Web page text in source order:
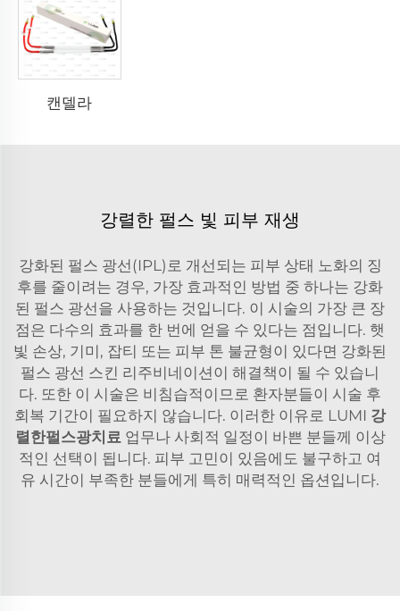
캔델라
강렬한 펄스 빛 피부 재생
강화된 펄스 광선(IPL)로 개선되는 피부 상태 노화의 징
후를 줄이려는 경우, 가장 효과적인 방법 중 하나는 강화
된 펄스 광선을 사용하는 것입니다. 이 시술의 가장 큰 장
점은 다수의 효과를 한 번에 얻을 수 있다는 점입니다. 햇
빛 손상, 기미, 잡티 또는 피부 톤 불균형이 있다면 강화된
펄스 광선 스킨 리주비네이션이 해결책이 될 수 있습니
다. 또한 이 시술은 비침습적이므로 환자분들이 시술 후
회복 기간이 필요하지 않습니다. 이러한 이유로 LUMI 강
렬한펄스광치료 업무나 사회적 일정이 바쁜 분들께 이상
적인 선택이 됩니다. 피부 고민이 있음에도 불구하고 여
유 시간이 부족한 분들에게 특히 매력적인 옵션입니다.